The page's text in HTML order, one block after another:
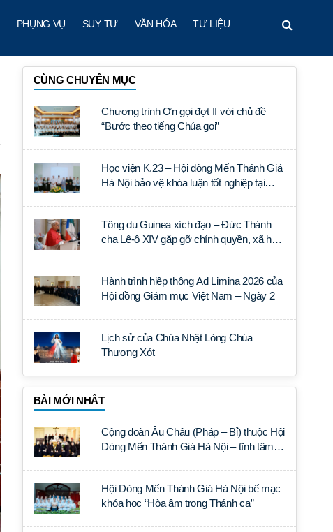
PHỤNG VỤ SUY TƯ VĂN HÓA TƯ LIỆU
CÙNG CHUYÊN MỤC
Chương trình Ơn gọi đợt II với chủ đề
“Bước theo tiếng Chúa gọi”
Học viện K.23 – Hội dòng Mến Thánh Giá
Hà Nội bảo vệ khóa luận tốt nghiệp tại
Tông du Guinea xích đạo – Đức Thánh
cha Lê-ô XIV gặp gỡ chính quyền, xã hội
Hành trình hiệp thông Ad Limina 2026 của
Hội đồng Giám mục Việt Nam – Ngày 2
Lịch sử của Chúa Nhật Lòng Chúa
Thương Xót
BÀI MỚI NHẤT
Cộng đoàn Âu Châu (Pháp – Bỉ) thuộc Hội
Dòng Mến Thánh Giá Hà Nội – tĩnh tâm
Hội Dòng Mến Thánh Giá Hà Nội bế mạc
khóa học “Hòa âm trong Thánh ca”